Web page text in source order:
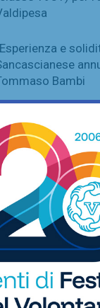
e
Bambi
Champions Cup
spinto
League Cup: Nutini
supplementari
Cup
montespertolesi
Fc Crimi